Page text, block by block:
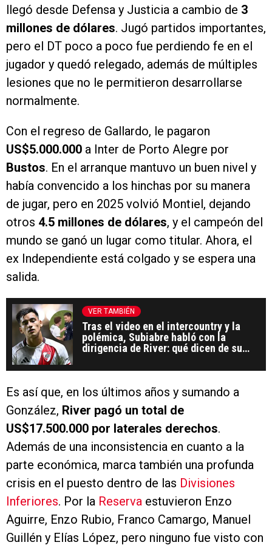
llegó desde Defensa y Justicia a cambio de 3
millones de dólares. Jugó partidos importantes,
pero el DT poco a poco fue perdiendo fe en el
jugador y quedó relegado, además de múltiples
lesiones que no le permitieron desarrollarse
normalmente.
Con el regreso de Gallardo, le pagaron
US$5.000.000 a Inter de Porto Alegre por
Bustos. En el arranque mantuvo un buen nivel y
había convencido a los hinchas por su manera
de jugar, pero en 2025 volvió Montiel, dejando
otros 4.5 millones de dólares, y el campeón del
mundo se ganó un lugar como titular. Ahora, el
ex Independiente está colgado y se espera una
salida.
VER TAMBIÉN
Tras el video en el intercountry y la
polémica, Subiabre habló con la
dirigencia de River: qué dicen de su
Es así que, en los últimos años y sumando a
González, River pagó un total de
US$17.500.000 por laterales derechos.
Además de una inconsistencia en cuanto a la
parte económica, marca también una profunda
crisis en el puesto dentro de las Divisiones
Inferiores. Por la Reserva estuvieron Enzo
Aguirre, Enzo Rubio, Franco Camargo, Manuel
Guillén y Elías López, pero ninguno fue visto con